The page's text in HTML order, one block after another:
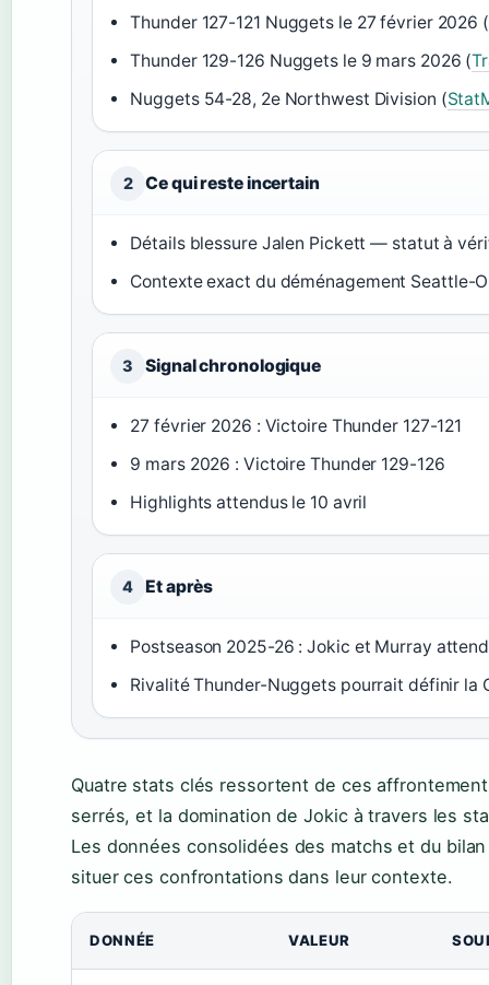
Thunder 127-121 Nuggets le 27 février 2026 (
Thunder 129-126 Nuggets le 9 mars 2026 (
Nuggets 54-28, 2e Northwest Division (
2 Ce qui reste incertain
Détails blessure Jalen Pickett — statut à
Contexte exact du déménagement Seattle-
3 Signal chronologique
27 février 2026 : Victoire Thunder 127-121
9 mars 2026 : Victoire Thunder 129-126
Highlights attendus le 10 avril
4 Et après
Postseason 2025-26 : Jokic et Murray
Rivalité Thunder-Nuggets pourrait définir la
Quatre stats clés ressortent de ces
serrés, et la domination de Jokic à travers les
Les données consolidées des matchs et du
situer ces confrontations dans leur contexte.
DONNÉE VALEUR